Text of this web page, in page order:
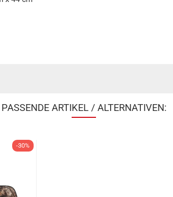
PASSENDE ARTIKEL / ALTERNATIVEN:
-30%